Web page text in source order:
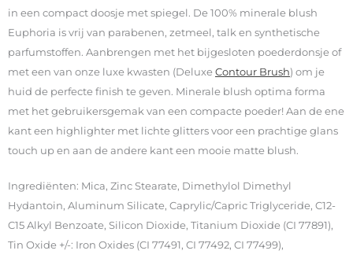
in een compact doosje met spiegel. De 100% minerale blush
Euphoria is vrij van parabenen, zetmeel, talk en synthetische
parfumstoffen. Aanbrengen met het bijgesloten poederdonsje of
met een van onze luxe kwasten (Deluxe Contour Brush) om je
huid de perfecte finish te geven. Minerale blush optima forma
met het gebruikersgemak van een compacte poeder! Aan de ene
kant een highlighter met lichte glitters voor een prachtige glans
touch up en aan de andere kant een mooie matte blush.
Ingrediënten: Mica, Zinc Stearate, Dimethylol Dimethyl
Hydantoin, Aluminum Silicate, Caprylic/Capric Triglyceride, C12-
C15 Alkyl Benzoate, Silicon Dioxide, Titanium Dioxide (CI 77891),
Tin Oxide +/-: Iron Oxides (CI 77491, CI 77492, CI 77499),